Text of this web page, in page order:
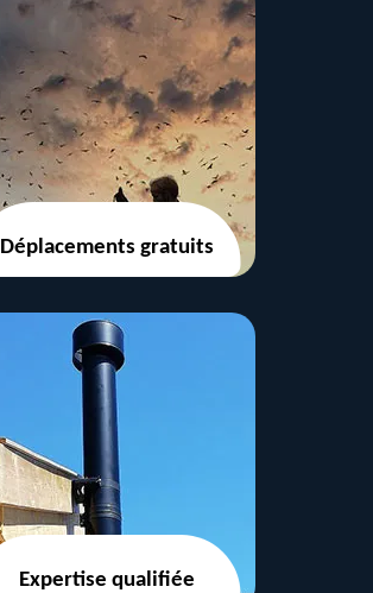
Déplacements gratuits
Expertise qualifiée